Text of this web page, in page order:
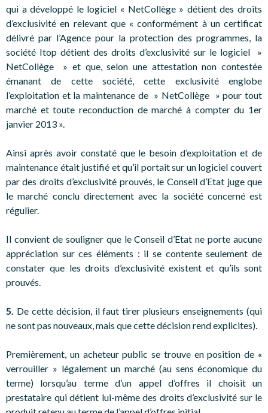
qui a développé le logiciel « NetCollège » détient des droits
d’exclusivité en relevant que « conformément à un certificat
délivré par l’Agence pour la protection des programmes, la
société Itop détient des droits d’exclusivité sur le logiciel »
NetCollège » et que, selon une attestation non contestée
émanant de cette société, cette exclusivité englobe
l’exploitation et la maintenance de » NetCollège » pour tout
marché et toute reconduction de marché à compter du 1er
janvier 2013 ».
Ainsi après avoir constaté que le besoin d’exploitation et de
maintenance était justifié et qu’il portait sur un logiciel couvert
par des droits d’exclusivité prouvés, le Conseil d’Etat juge que
le marché conclu directement avec la société concerné est
régulier.
Il convient de souligner que le Conseil d’Etat ne porte aucune
appréciation sur ces éléments : il se contente seulement de
constater que les droits d’exclusivité existent et qu’ils sont
prouvés.
5. De cette décision, il faut tirer plusieurs enseignements (qui
ne sont pas nouveaux, mais que cette décision rend explicites).
Premièrement, un acheteur public se trouve en position de «
verrouiller » légalement un marché (au sens économique du
terme) lorsqu’au terme d’un appel d’offres il choisit un
prestataire qui détient lui-même des droits d’exclusivité sur le